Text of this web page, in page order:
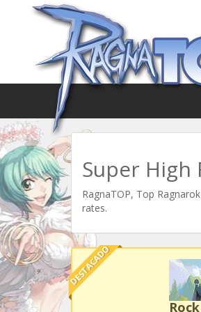
Super High
RagnaTOP, Top
rates.
DESTACADO